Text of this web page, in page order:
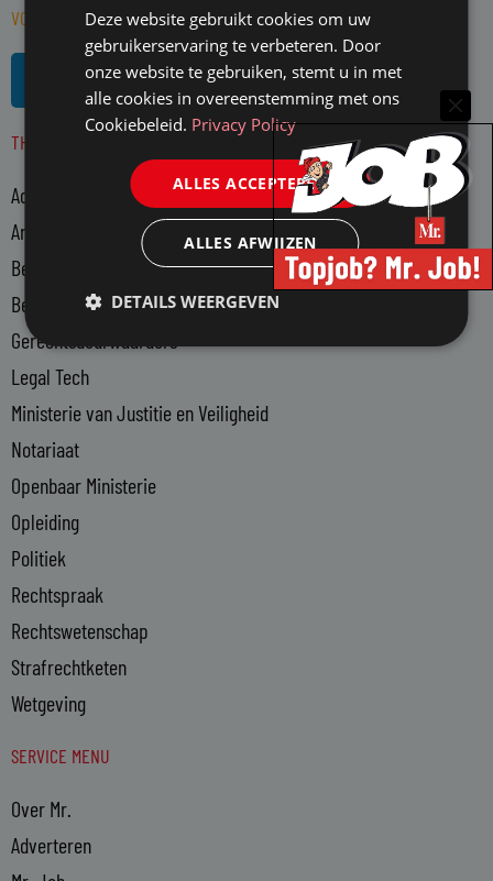
VOLG MR. OP SOCIAL MEDIA
n
R
s
s
THEMA'S
Advocatuur
Arbeidsmarkt
Bedrijfsjuristen
Bedrijfsvoering
Gerechtsdeurwaarders
Legal Tech
Ministerie van Justitie en Veiligheid
Notariaat
Openbaar Ministerie
Opleiding
Politiek
Rechtspraak
Rechtswetenschap
Strafrechtketen
Wetgeving
SERVICE MENU
Over Mr.
Adverteren
Deze website gebruikt cookies om uw
gebruikerservaring te verbeteren. Door
onze website te gebruiken, stemt u in met
alle cookies in overeenstemming met ons
Cookiebeleid. Privacy Policy
ALLES ACCEPTEREN
ALLES AFWIJZEN
DETAILS WEERGEVEN